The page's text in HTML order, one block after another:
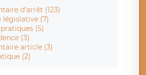
d'arrêt (123)
(7)
(5)
(3)
article (3)
(2)